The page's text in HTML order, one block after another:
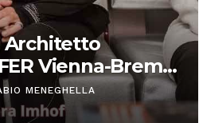
Architetto
Vienna-Brema:
per lo
MENEGHELLA